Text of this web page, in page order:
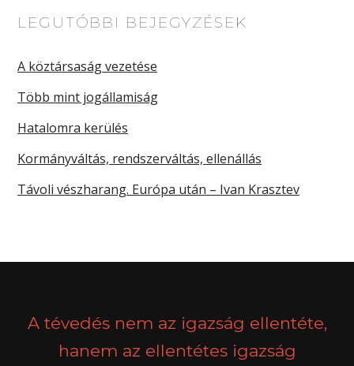
LEGUTÓBBI BEJEGYZÉSEK
A köztársaság vezetése
Több mint jogállamiság
Hatalomra kerülés
Kormányváltás, rendszerváltás, ellenállás
Távoli vészharang. Európa után – Ivan Krasztev
A tévedés nem az igazság ellentéte,
hanem az ellentétes igazság